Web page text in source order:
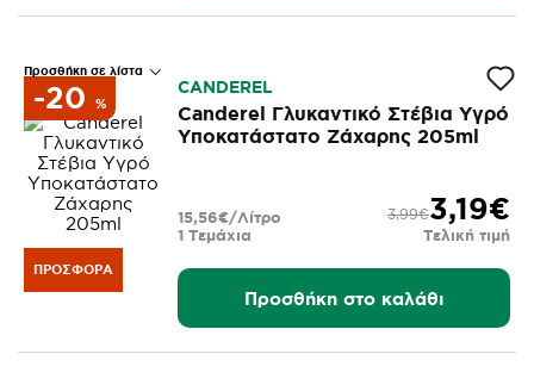
Προσθήκη σε λίστα
ΠΡΟΣΦΟΡΆ
-20 %
CANDEREL
Canderel Γλυκαντικό Στέβια Υγρό
Υποκατάστατο Ζάχαρης 205ml
3,19€
3,99€
Τελική τιμή
1 Τεμάχια
15,56€/Λίτρο
Προσθήκη στο καλάθι